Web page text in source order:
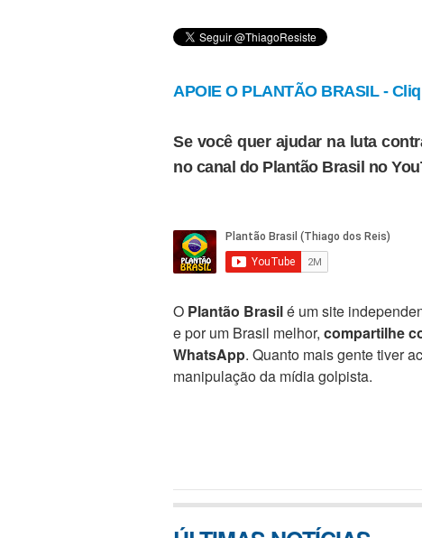
APOIE O PLANTÃO BRASIL -
Se você quer ajudar na luta
no canal do Plantão Brasil no
O Plantão Brasilé um site
e por um Brasil melhor, compartilhe
WhatsApp. Quanto mais gente tiver
manipulação da mídia golpista.